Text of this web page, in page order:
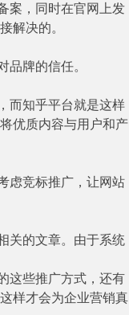
案，同时在官网上发
解决的。
牌的信任。
而知乎平台就是这样
优质内容与用户和产
虑竞标推广，让网站
关的文章。由于系统
这些推广方式，还有
样才会为企业营销真